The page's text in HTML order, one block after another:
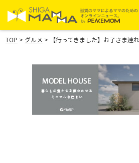
TOP > グルメ > 【行ってきました】お子さま